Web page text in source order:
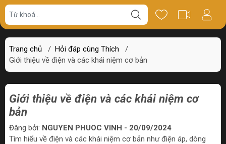
Trang chủ / Hỏi đáp cùng Thích
/
Giới thiệu về điện và các khái niệm cơ bản
Giới thiệu về điện và các khái niệm cơ
bản
Đăng bởi: NGUYEN PHUOC VINH - 20/09/2024
Tìm hiểu về điện và các khái niệm cơ bản như điện áp, dòng